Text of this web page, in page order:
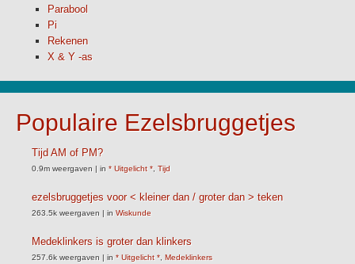
Parabool
Pi
Rekenen
X & Y -as
Populaire Ezelsbruggetjes
Tijd AM of PM?
0.9m weergaven | in * Uitgelicht * Tijd
ezelsbruggetjes voor < kleiner dan / groter dan > teken
263.5k weergaven | in Wiskunde
Medeklinkers is groter dan klinkers
257.6k weergaven | in * Uitgelicht * Medeklinkers